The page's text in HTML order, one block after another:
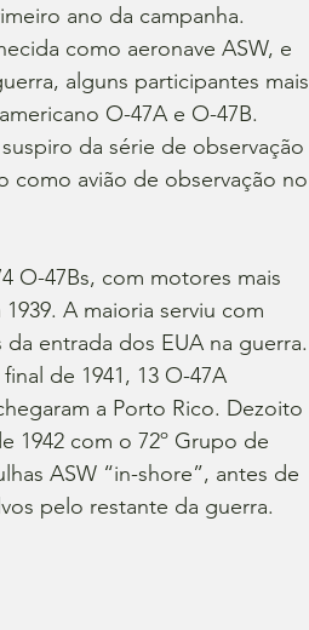
ano da campanha.
como aeronave ASW, e
alguns participantes mais
O-47A e O-47B.
da série de observação
como avião de observação no
O-47Bs, com motores mais
A maioria serviu com
entrada dos EUA na guerra.
de 1941, 13 O-47A
a Porto Rico. Dezoito
1942 com o 72º Grupo de
ASW “in-shore”, antes de
pelo restante da guerra.